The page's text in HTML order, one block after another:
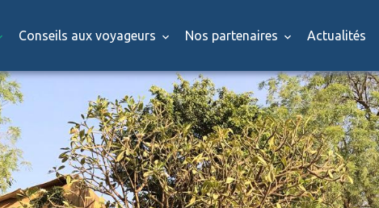
Conseils aux voyageurs Nos partenaires Actualités